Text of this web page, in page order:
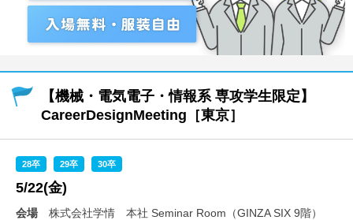
適職診断 就活チャンネル
動画で対策講座をチェック
就活時事ニュースを更新 不明点があればこちら
【機械・電気電子・情報系 専攻学生限定】
CareerDesignMeeting［東京］
28卒 29卒 30卒
5/22(金)
会場 株式会社学情 本社 Seminar Room（GINZA SIX 9階）